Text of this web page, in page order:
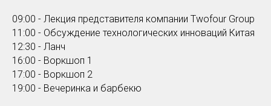
09:00 - Лекция представителя компании Twofour Group
11:00 - Обсуждение технологических инноваций Китая
12:30 - Ланч
16:00 - Воркшоп 1
17:00 - Воркшоп 2
19:00 - Вечеринка и барбекю